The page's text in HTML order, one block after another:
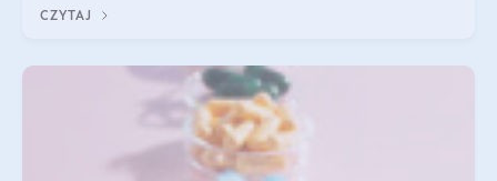
bariera hydrolipidowa.
CZYTAJ